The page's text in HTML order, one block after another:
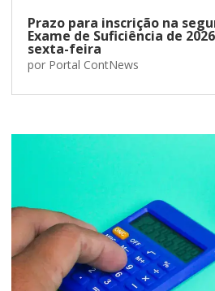
Prazo para inscrição na
Exame de Suficiência de
sexta-feira
por Portal ContNews